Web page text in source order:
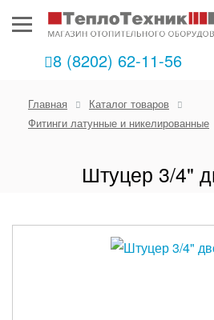
8 (8202) 62-11-56
Главная
Каталог товаров
Фитинги латунные и никелированные
Штуцер 3/4"